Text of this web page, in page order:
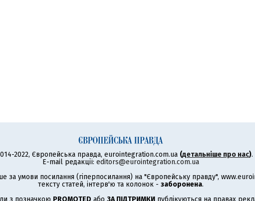
2022, Європейська правда, eurointegration.com.ua (детальніше про нас).
E-mail редакції: editors@eurointegration.com.ua
за умови посилання (гіперпосилання) на "Європейську правду",
тексту статей, інтерв'ю та колонок - заборонена.
з позначкою PROMOTED або ЗА ПІДТРИМКИ публікуються на правах